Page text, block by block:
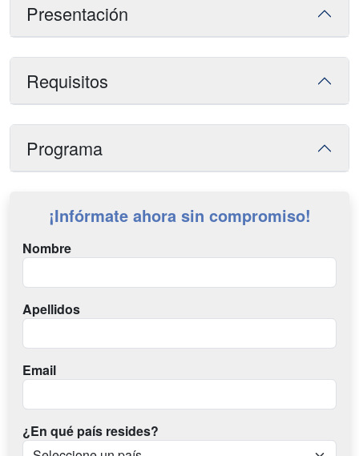
Presentación
Requisitos
Programa
¡Infórmate ahora sin compromiso!
Nombre
Apellidos
Email
¿En qué país resides?